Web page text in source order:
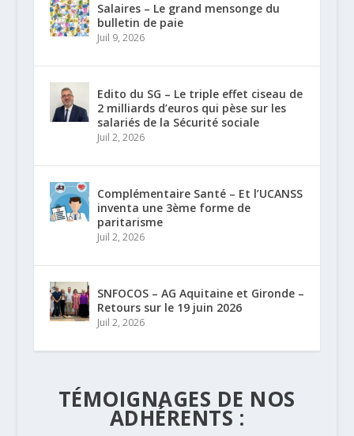
Salaires – Le grand mensonge du
bulletin de paie
Juil 9, 2026
Edito du SG – Le triple effet ciseau de
2 milliards d’euros qui pèse sur les
salariés de la Sécurité sociale
Juil 2, 2026
Complémentaire Santé – Et l’UCANSS
inventa une 3ème forme de
paritarisme
Juil 2, 2026
SNFOCOS – AG Aquitaine et Gironde –
Retours sur le 19 juin 2026
Juil 2, 2026
TÉMOIGNAGES DE NOS
ADHÉRENTS :